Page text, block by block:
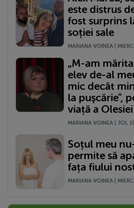
este distrus
fost surprins
soției sale
MARIANA VOINEA |
„M-am
elev de-al
mic decât
la puşcărie",
viață a Olesiei
MARIANA VOINEA | JOI,
Soțul meu
permite să
fața fiului
MARIANA VOINEA |